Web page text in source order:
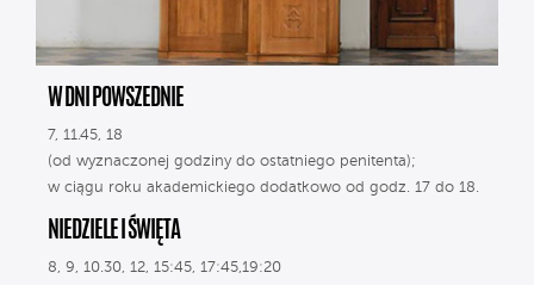
W DNI POWSZEDNIE
7, 11.45, 18
(od wyznaczonej godziny do ostatniego penitenta);
w ciągu roku akademickiego dodatkowo od godz. 17 do 18.
NIEDZIELE I ŚWIĘTA
8, 9, 10.30, 12, 15:45, 17:45,19:20